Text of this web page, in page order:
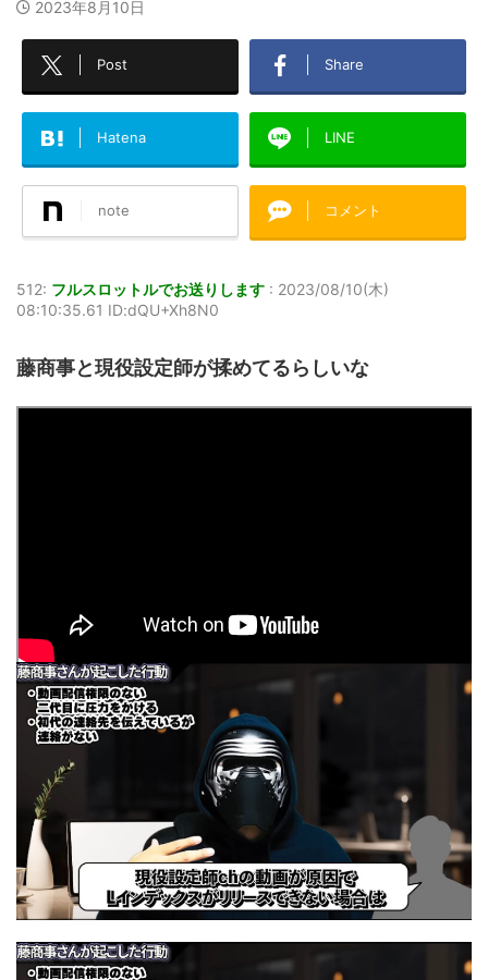
2023年8月10日
Post Share
Hatena LINE
note コメント
512: フルスロットルでお送りします : 2023/08/10(木)
08:10:35.61 ID:dQU+Xh8N0
藤商事と現役設定師が揉めてるらしいな